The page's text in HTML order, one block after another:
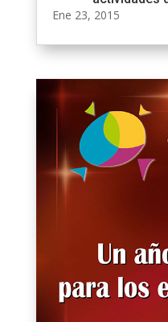
Ene 23, 2015